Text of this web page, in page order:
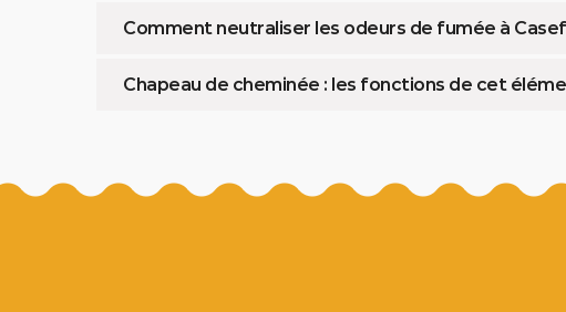
Comment neutraliser les odeurs de fumée à
Chapeau de cheminée : les fonctions de cet